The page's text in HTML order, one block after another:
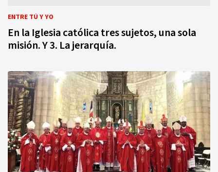
ENTRE TÚ Y YO
En la Iglesia católica tres sujetos, una sola
misión. Y 3. La jerarquía.